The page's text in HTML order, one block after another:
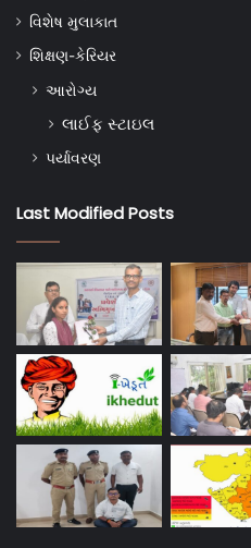
વિશેષ મુલાકાત
શિક્ષણ-કેરિયર
આરોગ્ય
લાઈફ સ્ટાઇલ
પર્યાવરણ
Last Modified Posts